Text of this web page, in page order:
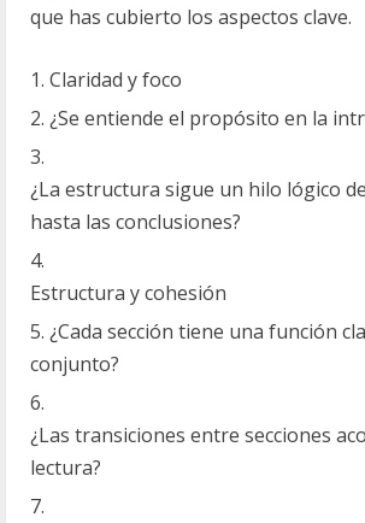
que has cubierto los aspectos clave.
Claridad y foco
¿Se entiende el propósito en la
¿La estructura sigue un hilo lógico
hasta las conclusiones?
Estructura y cohesión
¿Cada sección tiene una función
conjunto?
¿Las transiciones entre secciones
lectura?